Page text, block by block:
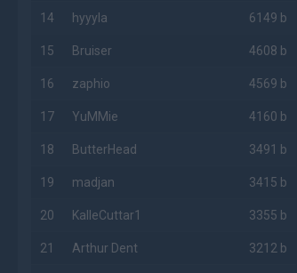
14 hyyyla 6149 b
15 Bruiser 4608 b
16 zaphio 4569 b
17 YuMMie 4160 b
18 ButterHead 3491 b
19 madjan 3415 b
20 KalleCuttar1 3355 b
21 Arthur Dent 3212 b